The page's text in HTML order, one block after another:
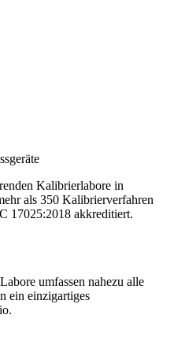
Kalibrierlabore in
als 350 Kalibrierverfahren
17025:2018 akkreditiert.
umfassen nahezu alle
ein einzigartiges